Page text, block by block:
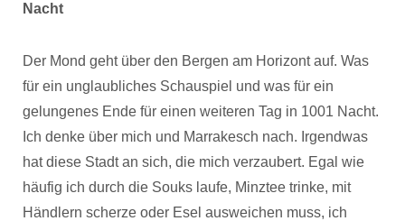
Nacht
Der Mond geht über den Bergen am Horizont auf. Was
für ein unglaubliches Schauspiel und was für ein
gelungenes Ende für einen weiteren Tag in 1001 Nacht.
Ich denke über mich und Marrakesch nach. Irgendwas
hat diese Stadt an sich, die mich verzaubert. Egal wie
häufig ich durch die Souks laufe, Minztee trinke, mit
Händlern scherze oder Esel ausweichen muss, ich